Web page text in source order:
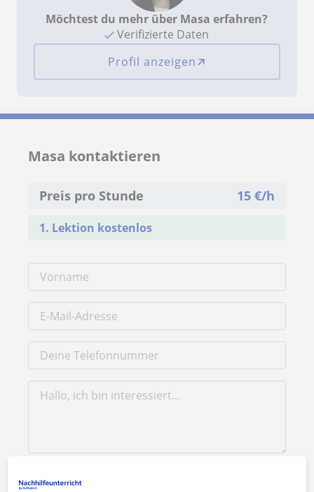
Möchtest du mehr über Masa erfahren?
Verifizierte Daten
Profil anzeigen
Masa kontaktieren
Preis pro Stunde 15€/h
1. Lektion kostenlos
unseremImpressum